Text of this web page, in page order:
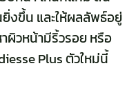
งขึ้น และให้ผลลัพธ์อยู่
ผิวหน้ามีริ้วรอย หรือ
Plusตัวใหม่นี้